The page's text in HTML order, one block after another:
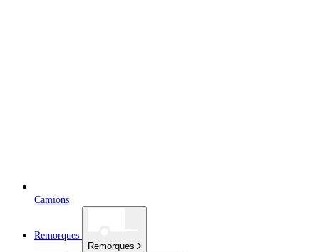
Camions
Remorques
Remorques